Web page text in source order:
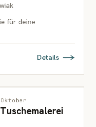
für deine
Details